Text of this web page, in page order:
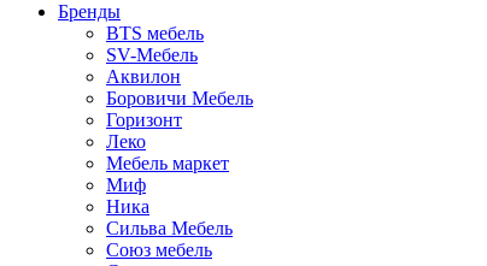
Бренды
BTS мебель
SV-Мебель
Аквилон
Боровичи Мебель
Горизонт
Леко
Мебель маркет
Миф
Ника
Сильва Мебель
Союз мебель